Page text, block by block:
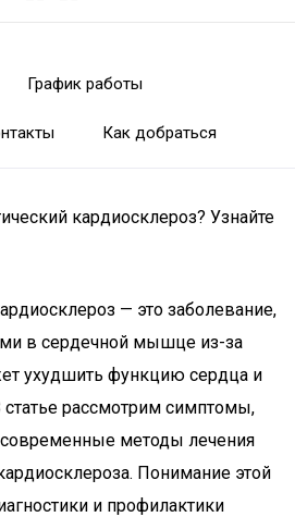
График работы
Как добраться
кардиосклероз? Узнайте
— это заболевание,
в сердечной мышце из-за
ухудшить функцию сердца и
рассмотрим симптомы,
методы лечения
Понимание этой
и профилактики